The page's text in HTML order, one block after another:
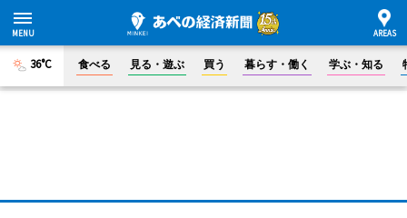
36°C 食べる 見る・遊ぶ 買う 暮らす・働く 学ぶ・知る